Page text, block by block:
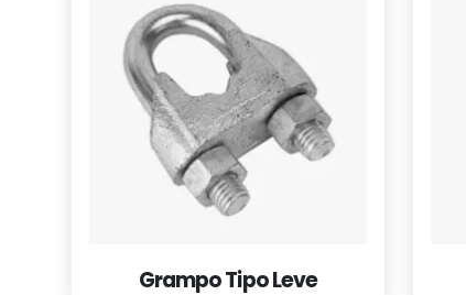
Grampo Tipo Leve